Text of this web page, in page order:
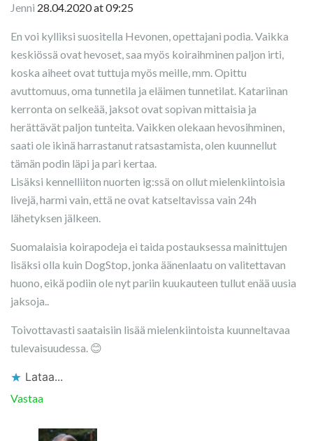
Jenni 28.04.2020 at 09:25
En voi kylliksi suositella Hevonen, opettajani podia. Vaikka
keskiössä ovat hevoset, saa myös koiraihminen paljon irti,
koska aiheet ovat tuttuja myös meille, mm. Opittu
avuttomuus, oma tunnetila ja eläimen tunnetilat. Katariinan
kerronta on selkeää, jaksot ovat sopivan mittaisia ja
herättävät paljon tunteita. Vaikken olekaan hevosihminen,
saati ole ikinä harrastanut ratsastamista, olen kuunnellut
tämän podin läpi ja pari kertaa.
Lisäksi kennelliiton nuorten ig:ssä on ollut mielenkiintoisia
livejä, harmi vain, että ne ovat katseltavissa vain 24h
lähetyksen jälkeen.
Suomalaisia koirapodeja ei taida postauksessa mainittujen
lisäksi olla kuin DogStop, jonka äänenlaatu on valitettavan
huono, eikä podiin ole nyt pariin kuukauteen tullut enää uusia
jaksoja..
Toivottavasti saataisiin lisää mielenkiintoista kuunneltavaa
tulevaisuudessa. 😊
Lataa...
Vastaa